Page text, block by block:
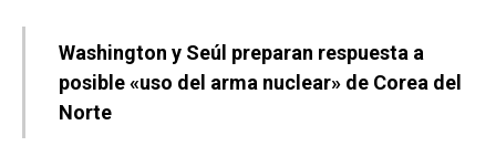
Washington y Seúl preparan respuesta a
posible «uso del arma nuclear» de Corea del
Norte